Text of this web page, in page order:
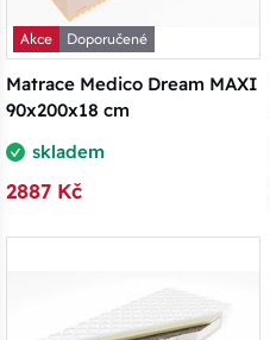
Akce
Doporučené
Matrace Medico Dream MAXI
90x200x18 cm
skladem
2887 Kč